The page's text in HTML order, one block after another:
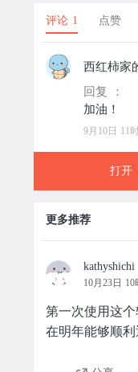
评论 1 点赞
西红柿家
回复 ：
9月10日 11
打开
更多推荐
kathyshichi
10月23日 10
第一次使用这
在明年能够顺利